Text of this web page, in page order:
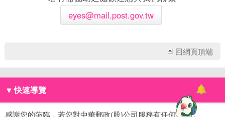
eyes@mail.post.gov.tw
回網頁頂端
▼ 快速導覽
感謝您的蒞臨，若您對中華郵政(股)公司服務有任何建議，